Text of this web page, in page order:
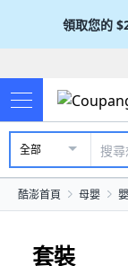
領取您的
全部
酷澎首頁 母嬰
套裝